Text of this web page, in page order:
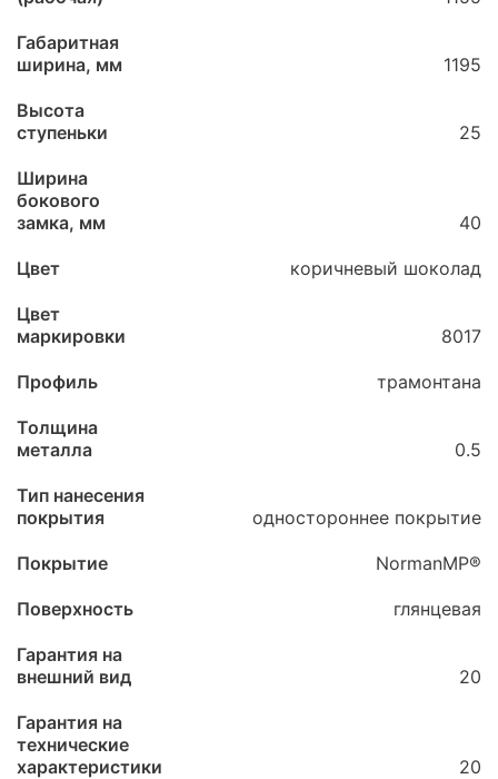
Габаритная
ширина, мм
1195
Высота
ступеньки
25
Ширина
бокового
замка, мм
40
Цвет коричневый шоколад
Цвет
маркировки
8017
Профиль трамонтана
Толщина
металла
0.5
Тип нанесения
покрытия
одностороннее покрытие
Покрытие NormanMP®
Поверхность глянцевая
Гарантия на
внешний вид
20
Гарантия на
технические
характеристики
20